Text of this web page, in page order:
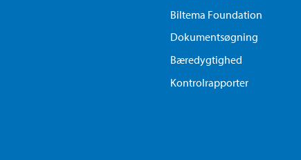
Biltema Foundation
Dokumentsøgning
Bæredygtighed
Kontrolrapporter